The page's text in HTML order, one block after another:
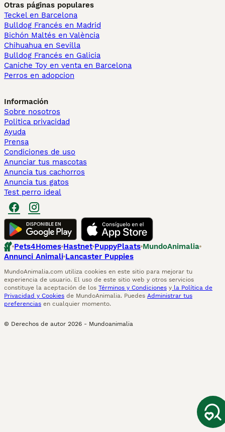
Otras páginas populares
Teckel en Barcelona
Bulldog Francés en Madrid
Bichón Maltés en València
Chihuahua en Sevilla
Bulldog Francés en Galicia
Caniche Toy en venta en Barcelona
Perros en adopcion
Información
Sobre nosotros
Politica privacidad
Ayuda
Prensa
Condiciones de uso
Anunciar tus mascotas
Anuncia tus cachorros
Anuncia tus gatos
Test perro ideal
Pets4Homes Hastnet PuppyPlaats MundoAnimalia
Annunci Animali Lancaster Puppies
MundoAnimalia.com utiliza cookies en este sitio para mejorar tu
experiencia de usuario. El uso de este sitio web y otros servicios
constituye la aceptación de los Términos y Condiciones y la Política de
Privacidad y Cookies de MundoAnimalia. Puedes Administrar tus
preferencias en cualquier momento.
© Derechos de autor 2026 - Mundoanimalia